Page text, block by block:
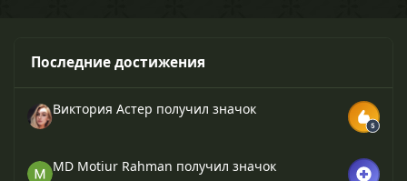
Последние достижения
Виктория Астер получил значок
MD Motiur Rahman получил значок